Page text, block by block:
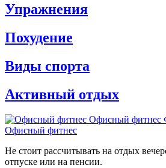
Упражнения
Похудение
Виды спорта
Активный отдых
Офисный фитнес
Офисный фитнес
Не стоит рассчитывать на отдых
отпуске или на пенсии.